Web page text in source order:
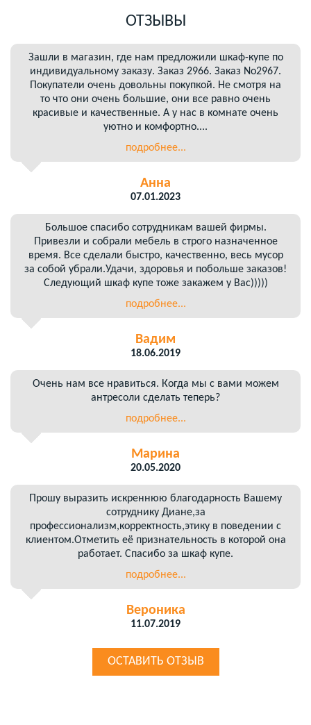
ОТЗЫВЫ
Зашли в магазин, где нам предложили шкаф-купе по
индивидуальному заказу. Заказ 2966. Заказ No2967.
Покупатели очень довольны покупкой. Не смотря на
то что они очень большие, они все равно очень
красивые и качественные. А у нас в комнате очень
уютно и комфортно....
подробнее...
Анна
07.01.2023
Большое спасибо сотрудникам вашей фирмы.
Привезли и собрали мебель в строго назначенное
время. Все сделали быстро, качественно, весь мусор
за собой убрали.Удачи, здоровья и побольше заказов!
Следующий шкаф купе тоже закажем у Вас)))))
подробнее...
Вадим
18.06.2019
Очень нам все нравиться. Когда мы с вами можем
антресоли сделать теперь?
подробнее...
Марина
20.05.2020
Прошу выразить искреннюю благодарность Вашему
сотруднику Диане,за
профессионализм,корректность,этику в поведении с
клиентом.Отметить её признательность в которой она
работает. Спасибо за шкаф купе.
подробнее...
Вероника
11.07.2019
ОСТАВИТЬ ОТЗЫВ